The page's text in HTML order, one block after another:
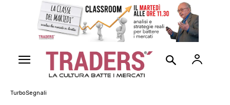
TurboSegnali